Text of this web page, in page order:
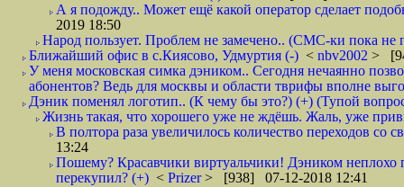
А я подожду.. Может ещё какой оператор сделает
2019 18:50
Народ пользует. Проблем не замечено.. (СМС-ки пока
Ближайший офис в с.Киясово, Удмуртия (-) < nbv2002 >
У меня московская симка дэником.. Сегодня нечаянно
абонентов? Ведь для москвы и области тврифы вполне
Дэник поменял логотип.. (К чему бы это?) (+) (Тупой
Жизнь такая, что хорошего уже не ждёшь. Жаль, уже
В полтора раза увеличилось количество переходов
13:24
Пошему? Красавчики виртуальчики! Дэником
перекупил? (+) < Prizer> [938] 07-12-2018 12:41